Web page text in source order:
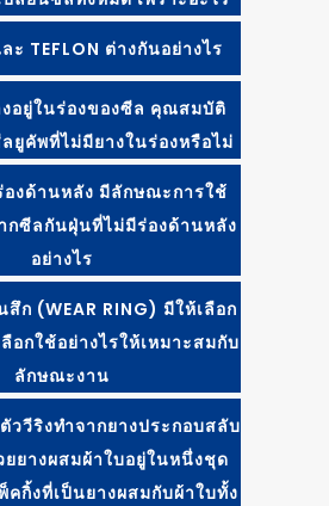
ะ TEFLON ต่างกันอย่างไร
อยู่ในร่องของซีล คุณสมบัติ
ยูคัพที่ไม่มียางในร่องหรือไม่
งด้านหลัง มีลักษณะการใช้
กซีลกันฝุ่นที่ไม่มีร่องด้านหลัง
อย่างไร
ก (WEAR RING) มีให้เลือก
อกใช้อย่างไรให้เหมาะสมกับ
ลักษณะงาน
วีริงทำจากยางประกอบสลับ
ยยางผสมผ้าใบอยู่ในหนึ่งชุด
คกิ้งที่เป็นยางผสมกับผ้าใบทั้ง